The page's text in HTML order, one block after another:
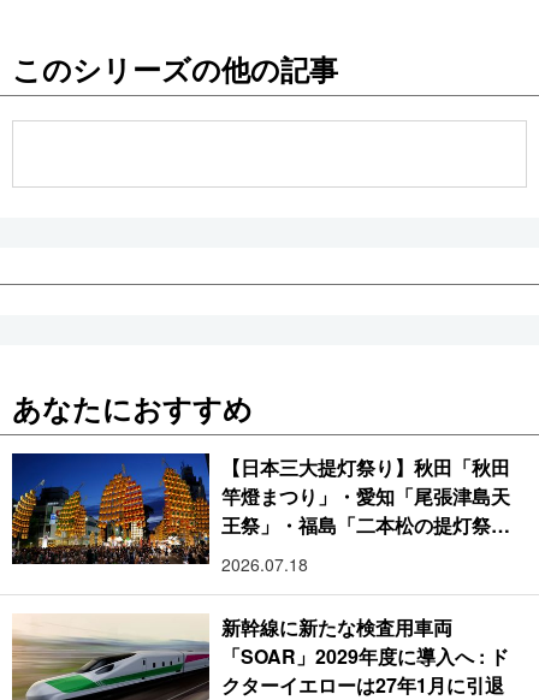
このシリーズの他の記事
あなたにおすすめ
【日本三大提灯祭り】秋田「秋田
竿燈まつり」・愛知「尾張津島天
王祭」・福島「二本松の提灯祭
り」:おびただしい灯火が夜空を照
2026.07.18
新幹線に新たな検査用車両
「SOAR」2029年度に導入へ : ド
クターイエローは27年1月に引退